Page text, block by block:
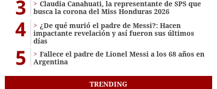
3
Claudia Canahuati, la representante de SPS que
busca la corona del Miss Honduras 2026
4
¿De qué murió el padre de Messi?: Hacen
impactante revelación y así fueron sus últimos
días
5
Fallece el padre de Lionel Messi a los 68 años en
Argentina
TRENDING